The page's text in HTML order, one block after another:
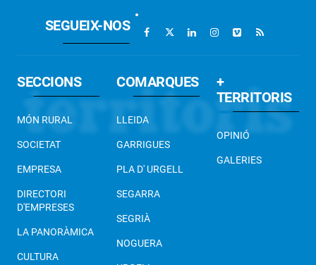
SEGUEIX-NOS
SECCIONS
MÓN RURAL
SOCIETAT
EMPRESA
DIRECTORI
D'EMPRESES
LA PANORÀMICA
CULTURA
COMARQUES
LLEIDA
GARRIGUES
PLA D' URGELL
SEGARRA
SEGRIÀ
NOGUERA
+
TERRITORIS
OPINIÓ
GALERIES